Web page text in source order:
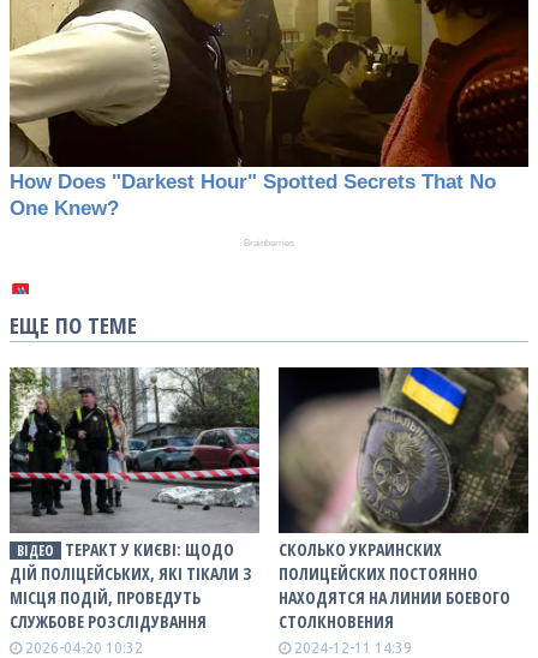
ЕЩЕ ПО ТЕМЕ
ВІДЕО
ТЕРАКТ У КИЄВІ: ЩОДО
ДІЙ ПОЛІЦЕЙСЬКИХ, ЯКІ ТІКАЛИ З
МІСЦЯ ПОДІЙ, ПРОВЕДУТЬ
СЛУЖБОВЕ РОЗСЛІДУВАННЯ
2026-04-20 10:32
СКОЛЬКО УКРАИНСКИХ
ПОЛИЦЕЙСКИХ ПОСТОЯННО
НАХОДЯТСЯ НА ЛИНИИ БОЕВОГО
СТОЛКНОВЕНИЯ
2024-12-11 14:39